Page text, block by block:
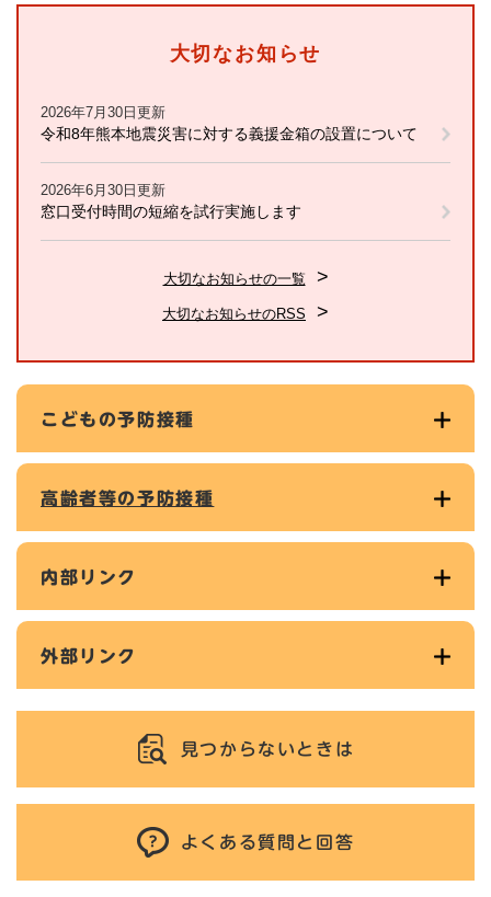
大切なお知らせ
2026年7月30日更新
令和8年熊本地震災害に対する義援金箱の設置について
2026年6月30日更新
窓口受付時間の短縮を試行実施します
大切なお知らせの一覧
大切なお知らせのRSS
こどもの予防接種
高齢者等の予防接種
内部リンク
外部リンク
見つからないときは
よくある質問と回答